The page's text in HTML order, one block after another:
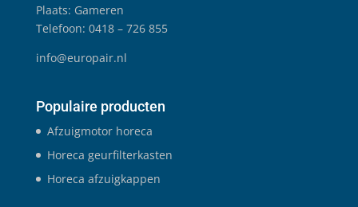
Plaats: Gameren
Telefoon: 0418 – 726 855
info@europair.nl
Populaire producten
Afzuigmotor horeca
Horeca geurfilterkasten
Horeca afzuigkappen